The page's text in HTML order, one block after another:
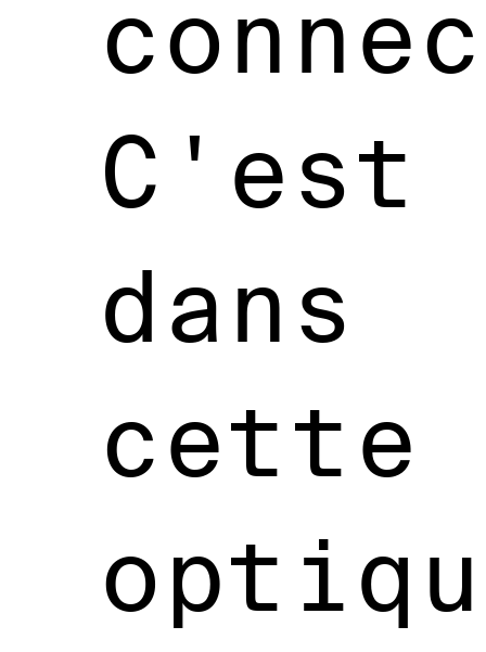
C'est
dans
cette